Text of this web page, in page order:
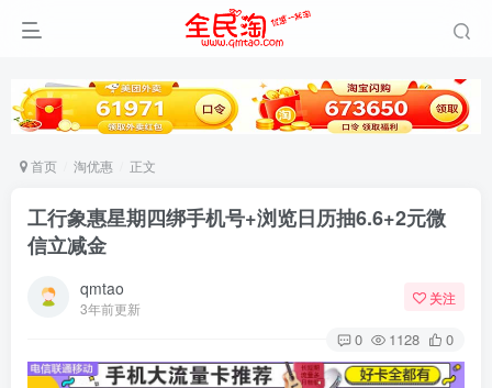
首页 淘优惠 正文
工行象惠星期四绑手机号+浏览日历抽6.6+2元微
信立减金
qmtao
3年前更新
关注
0 1128 0